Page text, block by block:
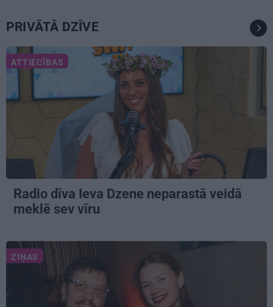
PRIVĀTĀ DZĪVE
ATTIECĪBAS
Radio dīva Ieva Dzene neparastā veidā
meklē sev vīru
ZIŅAS